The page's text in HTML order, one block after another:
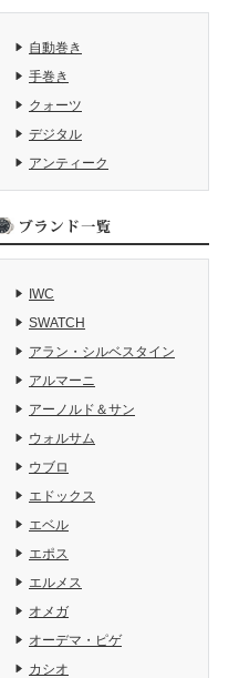
自動巻き
手巻き
クォーツ
デジタル
アンティーク
IWC
SWATCH
アラン・シルベスタイン
アルマーニ
アーノルド＆サン
ウォルサム
ウブロ
エドックス
エベル
エポス
エルメス
オメガ
オーデマ・ピゲ
カシオ